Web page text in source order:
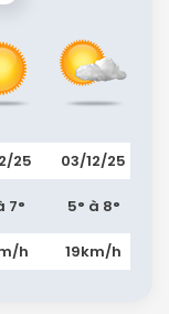
25
7°
h
03/12/25
5° à 8°
19km/h